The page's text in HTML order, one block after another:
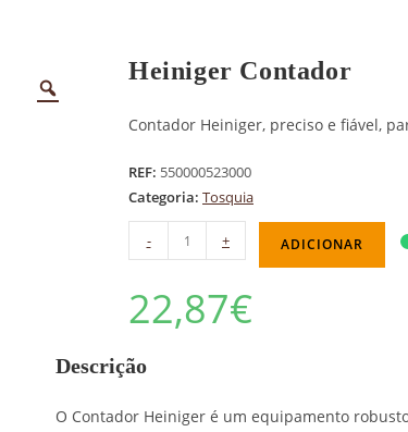
Heiniger Contador
Contador Heiniger, preciso e fiável,
REF: 550000523000
Categoria: Tosquia
- + ADICIONAR
22,87€
Descrição
O Contador Heiniger é um equipamento